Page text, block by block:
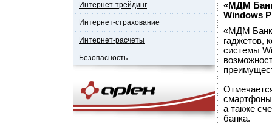
Интернет-трейдинг
Интернет-страхование
Интернет-расчеты
Безопасность
«МДМ
Windows
«МДМ
гаджетов,
системы
смартфоны
а также
банка.